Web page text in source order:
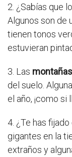
2. ¿Sabías que
Algunos son de
tienen tonos
estuvieran
3. Las montañas
del suelo.
el año, ¡como
4. ¿Te has fijado
gigantes en la
extraños y